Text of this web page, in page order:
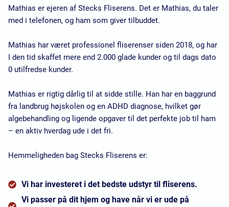
Mathias er ejeren af Stecks Fliserens. Det er Mathias, du taler
med i telefonen, og ham som giver tilbuddet.
Mathias har været professionel fliserenser siden 2018, og har
I den tid skaffet mere end 2.000 glade kunder og til dags dato
0 utilfredse kunder.
Mathias er rigtig dårlig til at sidde stille. Han har en baggrund
fra landbrug højskolen og en ADHD diagnose, hvilket gør
algebehandling og ligende opgaver til det perfekte job til ham
– en aktiv hverdag ude i det fri.
Hemmeligheden bag Stecks Fliserens er:
Vi har investeret i det bedste udstyr til fliserens.
Vi passer på dit hjem og have når vi er ude på